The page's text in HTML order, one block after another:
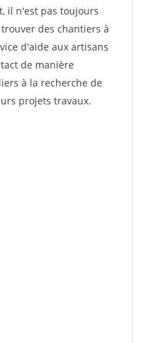
il n'est pas toujours
des chantiers à
d'aide aux artisans
de manière
à la recherche de
projets travaux.